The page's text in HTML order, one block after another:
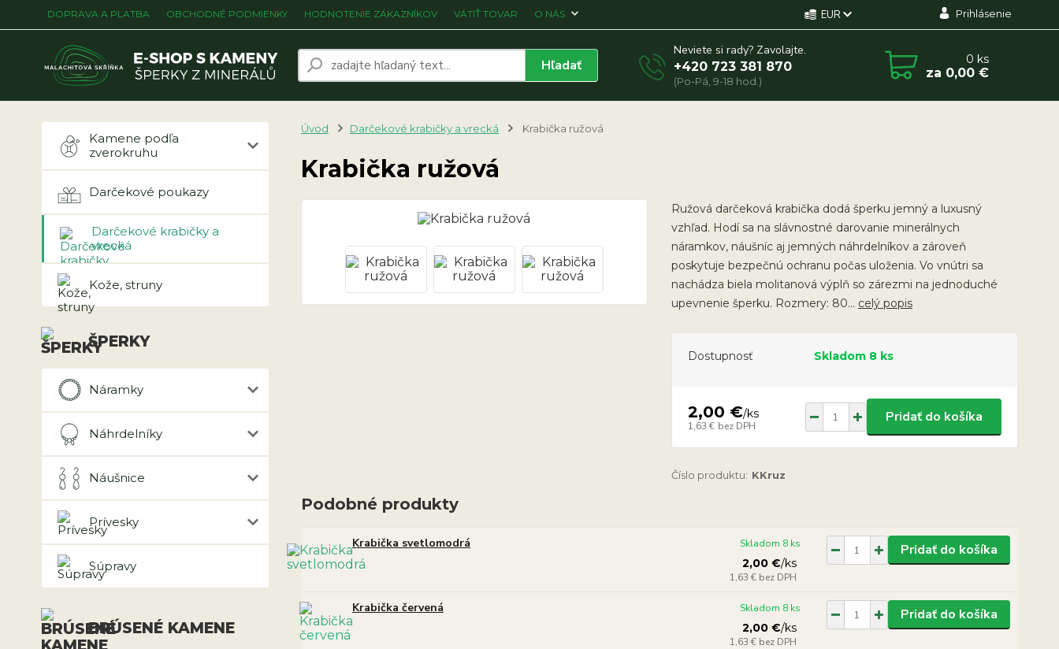
DOPRAVA A PLATBA OBCHODNÉ PODMIENKY HODNOTENIE ZÁKAZNÍKOV VÁTIŤ TOVAR O NÁS EUR Prihlásenie
Hľadať
Neviete si rady? Zavolajte.
+420 723 381 870
(Po-Pá, 9-18 hod.)
0 ks
za 0,00 €
Kamene podľa
zverokruhu
Darčekové poukazy
Darčekové krabičky a
vrecká
Kože, struny
ŠPERKY
Náramky
Náhrdelníky
Náušnice
Prívesky
Súpravy
BRÚSENÉ KAMENE
Úvod Darčekové krabičky a vrecká Krabička ružová
Krabička ružová
Ružová darčeková krabička dodá šperku jemný a luxusný
vzhľad. Hodí sa na slávnostné darovanie minerálnych
náramkov, náušníc aj jemných náhrdelníkov a zároveň
poskytuje bezpečnú ochranu počas uloženia. Vo vnútri sa
nachádza biela molitanová výplň so zárezmi na jednoduché
upevnenie šperku. Rozmery: 80... celý popis
Dostupnosť Skladom 8 ks
2,00 €/ks
1,63 € bez DPH
Pridať do košíka
Číslo produktu: KKruz
Podobné produkty
Krabička svetlomodrá
2,00 €/ks
1,63 € bez DPH
Skladom 8 ks Pridať do košíka
Krabička červená
2,00 €/ks
1,63 € bez DPH
Skladom 8 ks Pridať do košíka